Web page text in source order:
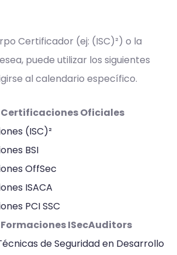
Certificador (ej: (ISC)²) o la
puede utilizar los siguientes
al calendario específico.
Oficiales
(ISC)²
BSI
OffSec
ISACA
PCI SSC
ISecAuditors
de Seguridad en Desarrollo